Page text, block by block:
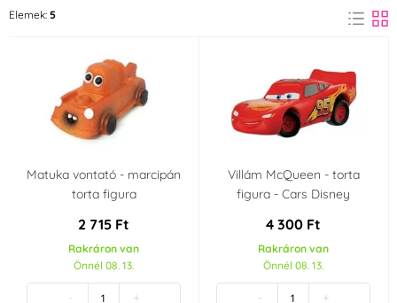
Modecor (1)
Piros Barna
Anyag
Marcipán (2)
Party témája
Elemek: 5
Matuka vontató - marcipán
torta figura
2 715 Ft
Rakráron van
Önnél 08. 13.
- +
Villám McQueen - torta
figura - Cars Disney
4 300 Ft
Rakráron van
Önnél 08. 13.
- +